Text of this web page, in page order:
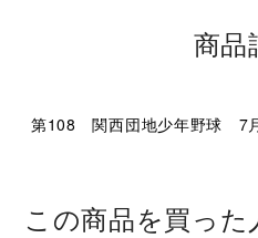
商品
第108 関西団地少年野球 7
この商品を買っ